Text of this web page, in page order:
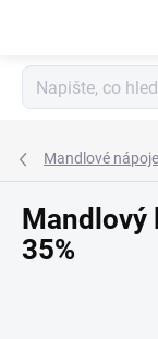
Mandlové
Mandlový
35%